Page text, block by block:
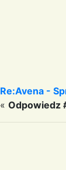
Re:Avena -
« Odpowiedz